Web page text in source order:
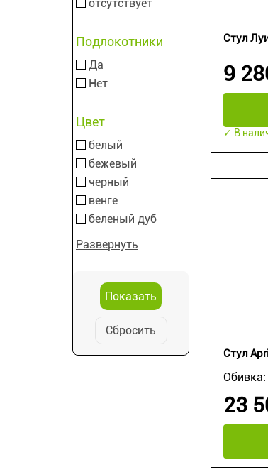
отсутствует
Подлокотники
Да
Нет
Цвет
белый
бежевый
черный
венге
беленый дуб
Развернуть
Сбросить
Стул
9
✓ В
Стул
Обивка:
23